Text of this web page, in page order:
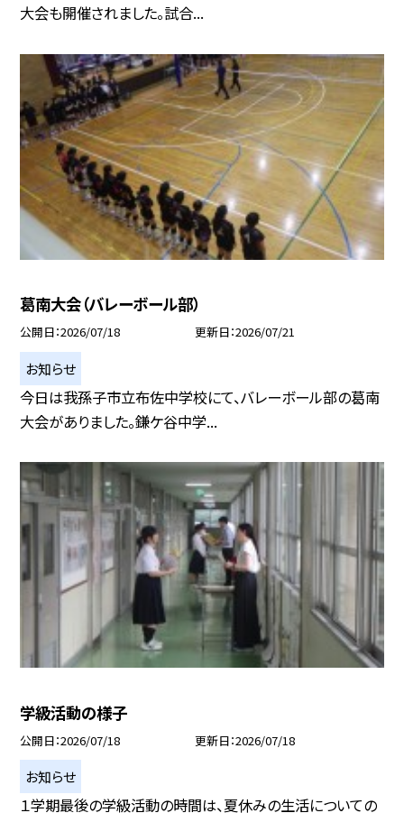
大会も開催されました。試合...
葛南大会（バレーボール部）
公開日 2026/07/18 更新日 2026/07/21
お知らせ
今日は我孫子市立布佐中学校にて、バレーボール部の葛南
大会がありました。鎌ケ谷中学...
学級活動の様子
公開日 2026/07/18 更新日 2026/07/18
お知らせ
１学期最後の学級活動の時間は、夏休みの生活についての